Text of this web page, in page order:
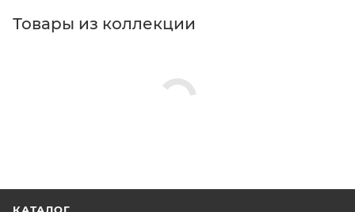
Товары из коллекции